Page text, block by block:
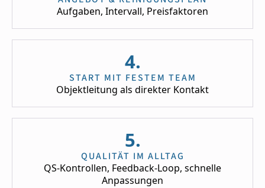
Aufgaben, Intervall, Preisfaktoren
4.
START MIT FESTEM TEAM
Objektleitung als direkter Kontakt
5.
QUALITÄT IM ALLTAG
QS-Kontrollen, Feedback-Loop, schnelle
Anpassungen